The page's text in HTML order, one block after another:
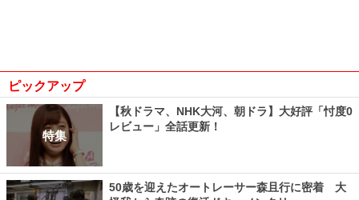
ピックアップ
特集
【秋ドラマ、NHK大河、朝ドラ】大好評「忖度0
レビュー」全話更新！
50歳を迎えたオートレーサー森且行に密着 大